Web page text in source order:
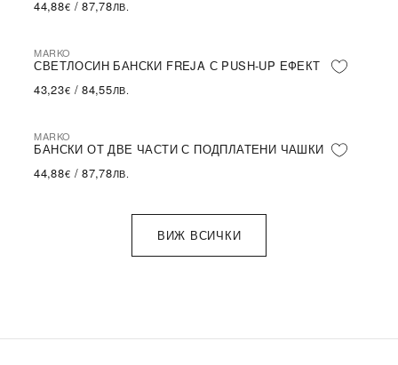
44,88€ /87,78ЛВ.
MARKO
СВЕТЛОСИН БАНСКИ FREJA С PUSH-UP ЕФЕКТ
43,23€ /84,55ЛВ.
MARKO
БАНСКИ ОТ ДВЕ ЧАСТИ С ПОДПЛАТЕНИ ЧАШКИ
44,88€ /87,78ЛВ.
ВИЖ ВСИЧКИ